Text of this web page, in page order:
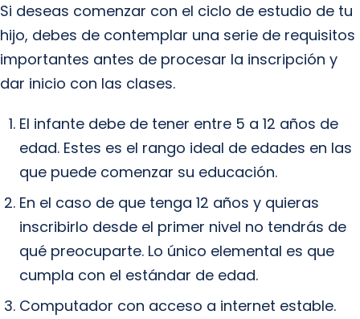
Si deseas comenzar con el ciclo de estudio de tu
hijo, debes de contemplar una serie de requisitos
importantes antes de procesar la inscripción y
dar inicio con las clases.
El infante debe de tener entre 5 a 12 años de
edad. Estes es el rango ideal de edades en las
que puede comenzar su educación.
En el caso de que tenga 12 años y quieras
inscribirlo desde el primer nivel no tendrás de
qué preocuparte. Lo único elemental es que
cumpla con el estándar de edad.
Computador con acceso a internet estable.